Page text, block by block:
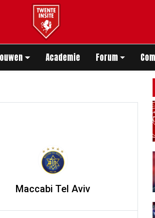
Academie Forum
Maccabi Tel Aviv